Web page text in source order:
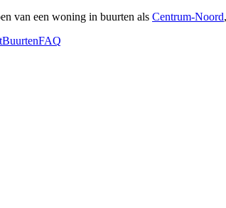
van een woning in buurten als Centrum-Noord,
BuurtenFAQ